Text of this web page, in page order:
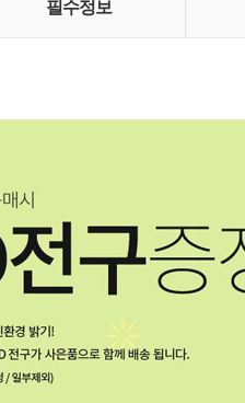
필수정보